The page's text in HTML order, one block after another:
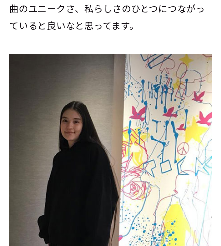
曲のユニークさ、私らしさのひとつにつながっ
ていると良いなと思ってます。